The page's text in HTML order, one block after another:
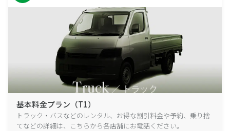
基本料金プラン（T1）
トラック・バスなどのレンタル、お得な割引料金や予約、乗り捨
てなどの詳細は、こちらから各店舗にお電話ください。